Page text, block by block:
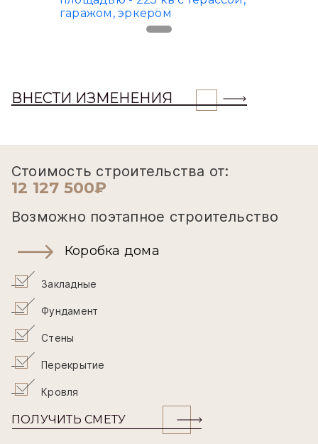
ВНЕСТИ ИЗМЕНЕНИЯ
Стоимость строительства от:
12 127 500₽
Возможно поэтапное строительство
Коробка дома
Закладные
Фундамент
Стены
Перекрытие
Кровля
ПОЛУЧИТЬ СМЕТУ